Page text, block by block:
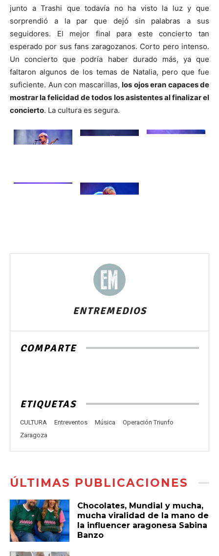
junto a Trashi que todavía no ha visto la luz y que
sorprendió a la par que dejó sin palabras a sus
seguidores. El mejor final para este concierto tan
esperado por sus fans zaragozanos. Corto pero intenso.
Un concierto que podría haber durado más, ya que
faltaron algunos de los temas de Natalia, pero que fue
suficiente. Aun con mascarillas, los ojos eran capaces de
mostrar la felicidad de todos los asistentes al finalizar el
concierto. La cultura es segura.
ENTREMEDIOS
COMPARTE
ETIQUETAS
CULTURA Entreventos Música
Operación Triunfo
Zaragoza
ÚLTIMAS PUBLICACIONES
Chocolates, Mundial y mucha,
mucha viralidad de la mano de
la influencer aragonesa Sabina
Banzo